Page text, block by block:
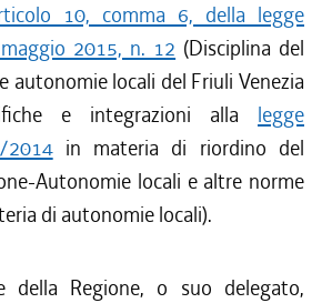
10, comma 6, della legge
2015, n. 12 (Disciplina del
autonomie locali del Friuli Venezia
e integrazioni alla legge
2014in materia di riordino del
Autonomie locali e altre norme
di autonomie locali).
della Regione, o suo delegato,